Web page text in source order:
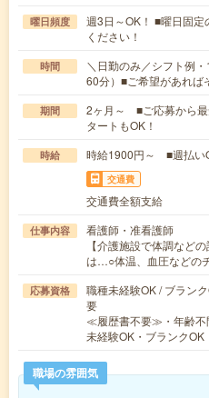
曜日頻度
週3日～OK！ ■曜日固
ください！
時間
＼日勤のみ／シフト例
60分）■ご希望があれ
期間
2ヶ月～ ■ご応募から
タートもOK！
時給 時給1900円～ ■週払
交通費
交通費全額支給
仕事内容
看護師・准看護師
【介護施設で体調など
は…○体温、血圧などの
応募資格
職種未経験OK / ブラン
要
≪履歴書不要≫・年齢不
未経験OK・ブランク
職場の雰囲気